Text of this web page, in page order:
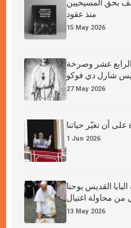
بحق المسيحيين
منذ عقود
15 May 2026
الرابع عشر وصرخة
شارل دي فوكو
27 May 2026
على أن تغيّر حياتنا
1 Jun 2026
القديس يوحنا
من محاولة اغتيال
13 May 2026